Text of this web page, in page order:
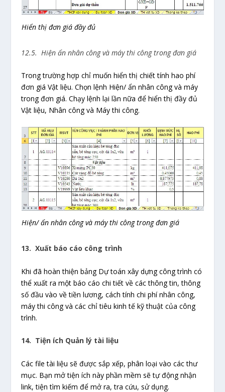
Hiển thị đơn giá đầy đủ
12.5. Hiện ẩn nhân công và máy thi công trong đơn giá
Trong trường hợp chỉ muốn hiển thị chiết tính hao phí
đơn giá Vật liệu. Chọn lệnh Hiện/ ẩn nhân công và máy
trong đơn giá. Chạy lệnh lại lần nữa để hiển thị đầy đủ
Vật liệu, Nhân công và Máy thi công.
Hiện/ ẩn nhân công và máy thi công trong đơn giá
13. Xuất báo cáo công trình
Khi đã hoàn thiện bảng Dự toán xây dựng công trình có
thể xuất ra một báo cáo chi tiết về các thông tin, thông
số đầu vào về tiền lương, cách tính chi phí nhân công,
máy thi công và các chỉ tiêu kinh tế kỹ thuật của công
trình.
14. Tiện ích Quản lý tài liệu
Các file tài liệu sẽ được sắp xếp, phân loại vào các thư
mục. Bạn mở tiện ích này phần mềm sẽ tự động nhận
link, tiện tìm kiếm để mở ra, tra cứu, sử dụng.